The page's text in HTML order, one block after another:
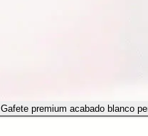
Gafete premium acabado blanco